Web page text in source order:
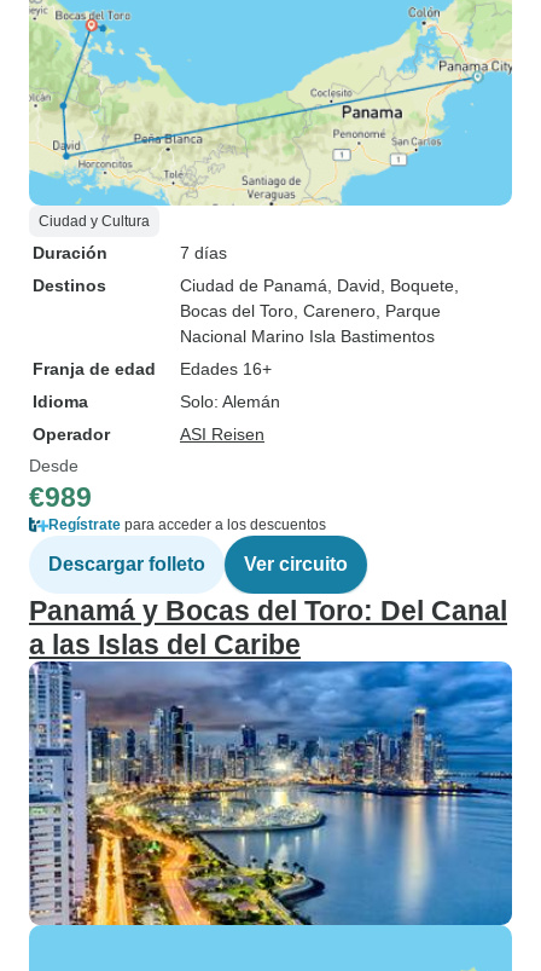
Ciudad y Cultura
Duración
7 días
Destinos
Ciudad de Panamá , David , Boquete
Bocas del Toro , Carenero , Parque
Nacional Marino Isla Bastimentos
Franja de edad
Edades 16+
Idioma
Solo: Alemán
Operador
ASI Reisen
Desde
€989
Regístrate para acceder a los descuentos
Descargar folleto Ver circuito
Panamá y Bocas del Toro: Del Canal
a las Islas del Caribe